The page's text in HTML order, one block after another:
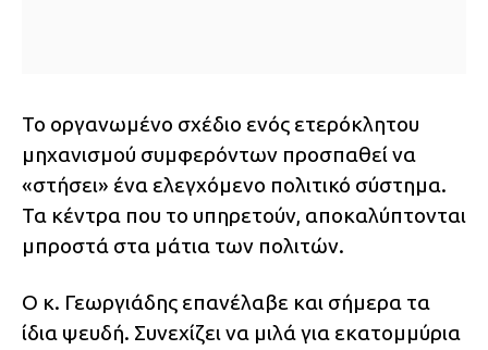
Το οργανωμένο σχέδιο ενός ετερόκλητου
μηχανισμού συμφερόντων προσπαθεί να
«στήσει» ένα ελεγχόμενο πολιτικό σύστημα.
Τα κέντρα που το υπηρετούν, αποκαλύπτονται
μπροστά στα μάτια των πολιτών.
Ο κ. Γεωργιάδης επανέλαβε και σήμερα τα
ίδια ψευδή. Συνεχίζει να μιλά για εκατομμύρια